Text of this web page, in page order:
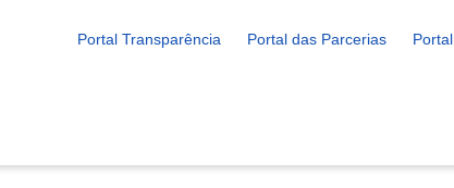
Portal Transparência Portal das Parcerias